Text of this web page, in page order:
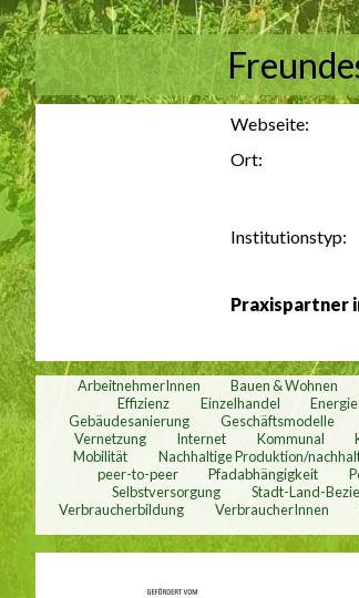
Webseite:
Ort:
Institutionstyp:
Praxispartner
ArbeitnehmerInnen Bauen & Wohnen
Effizienz
Einzelhandel Energie
Gebäudesanierung
Geschäftsmodelle
Vernetzung
Internet Kommunal
Mobilität
Nachhaltige Produktion/
peer-to-peer
Pfadabhängigkeit
Selbstversorgung
Stadt-Land-
Verbraucherbildung
VerbraucherInnen